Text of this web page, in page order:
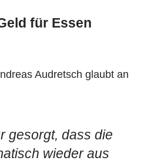
für Essen
Audretsch glaubt an
gesorgt, dass die
wieder aus